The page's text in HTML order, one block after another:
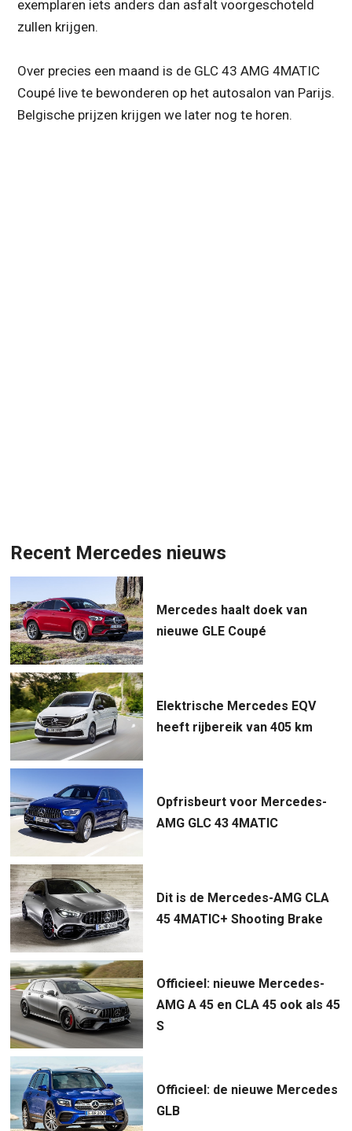
exemplaren iets anders dan asfalt voorgeschoteld
zullen krijgen.
Over precies een maand is de GLC 43 AMG 4MATIC
Coupé live te bewonderen op het autosalon van Parijs.
Belgische prijzen krijgen we later nog te horen.
Recent Mercedes nieuws
Mercedes haalt doek van
nieuwe GLE Coupé
Elektrische Mercedes EQV
heeft rijbereik van 405 km
Opfrisbeurt voor Mercedes-
AMG GLC 43 4MATIC
Dit is de Mercedes-AMG CLA
45 4MATIC+ Shooting Brake
Officieel: nieuwe Mercedes-
AMG A 45 en CLA 45 ook als 45
S
Officieel: de nieuwe Mercedes
GLB